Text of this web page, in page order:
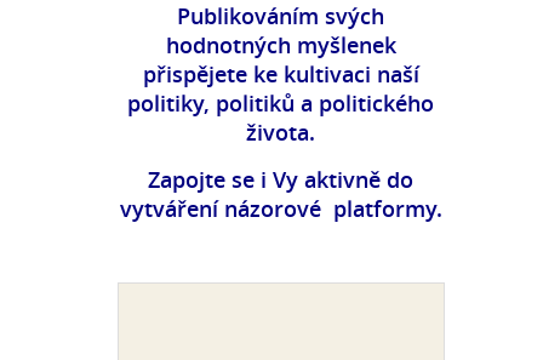
Publikováním svých
hodnotných myšlenek
přispějete ke kultivaci naší
politiky, politiků a politického
života.
Zapojte se i Vy aktivně do
vytváření názorové platformy.